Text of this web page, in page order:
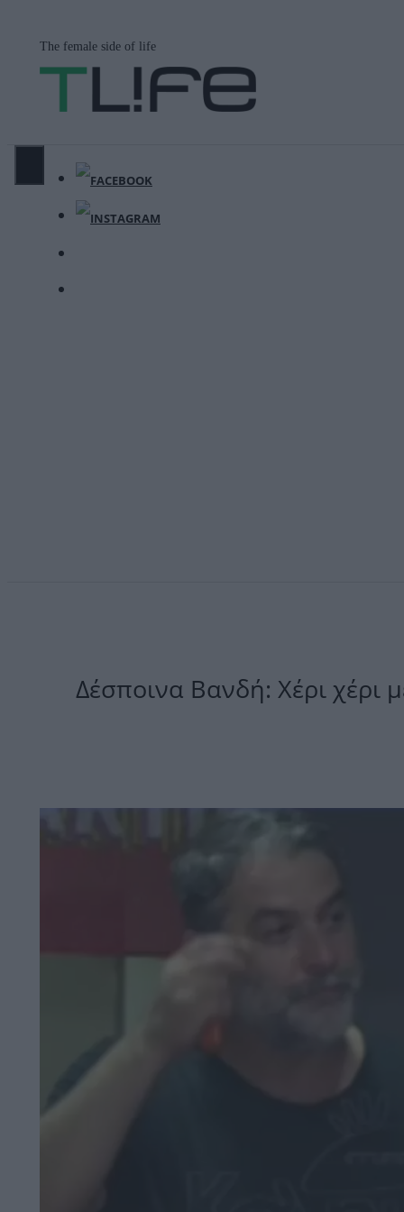
περιεχόμενο
The female side of life
Δέσποινα Βανδή: Χέρι